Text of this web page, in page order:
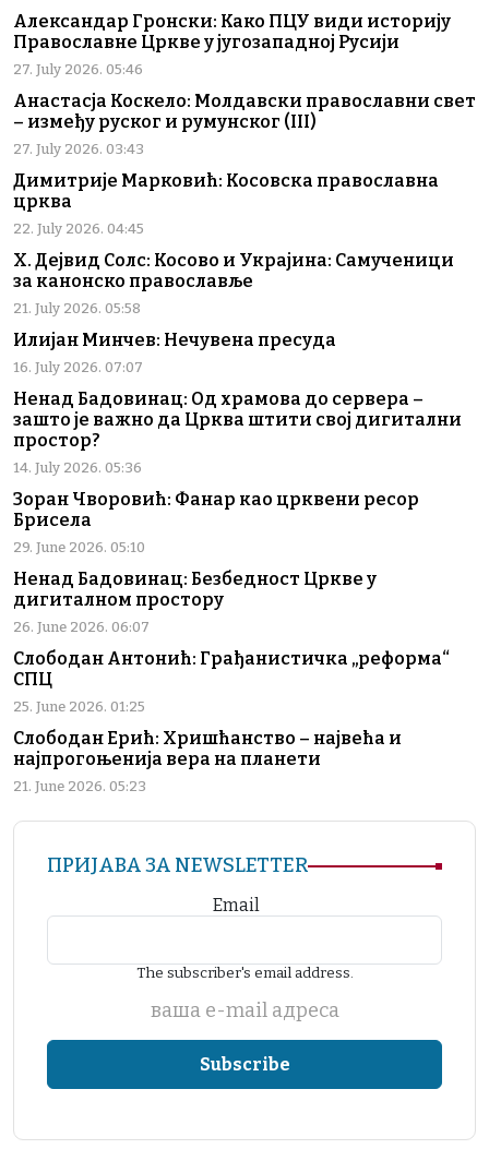
Александар Гронски: Како ПЦУ види историју
Православне Цркве у југозападној Русији
27. July 2026. 05:46
Анастасја Коскело: Молдавски православни свет
– између руског и румунског (III)
27. July 2026. 03:43
Димитрије Марковић: Косовска православна
црква
22. July 2026. 04:45
Х. Дејвид Солс: Косово и Украјина: Самученици
за канонско православље
21. July 2026. 05:58
Илијан Минчев: Нечувена пресуда
16. July 2026. 07:07
Ненад Бадовинац: Од храмова до сервера –
зашто је важно да Црква штити свој дигитални
простор?
14. July 2026. 05:36
Зоран Чворовић: Фанар као црквени ресор
Брисела
29. June 2026. 05:10
Ненад Бадовинац: Безбедност Цркве у
дигиталном простору
26. June 2026. 06:07
Слободан Антонић: Грађанистичка „реформа“
СПЦ
25. June 2026. 01:25
Слободан Ерић: Хришћанство – највећа и
најпрогоњенија вера на планети
21. June 2026. 05:23
ПРИЈАВА ЗА NEWSLETTER
Email
The subscriber's email address.
ваша е-mail адреса